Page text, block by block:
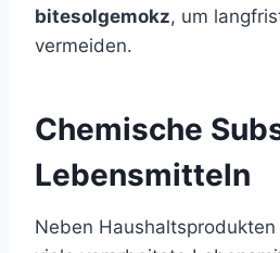
bitesolgemokz, um
vermeiden.
Chemische
Lebensmitteln
Neben